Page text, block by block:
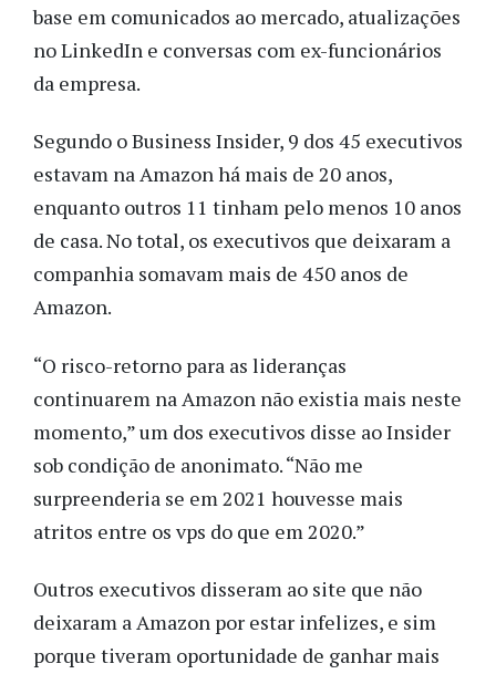
base em comunicados ao mercado, atualizações
no LinkedIn e conversas com ex-funcionários
da empresa.
Segundo o Business Insider, 9 dos 45 executivos
estavam na Amazon há mais de 20 anos,
enquanto outros 11 tinham pelo menos 10 anos
de casa. No total, os executivos que deixaram a
companhia somavam mais de 450 anos de
Amazon.
“O risco-retorno para as lideranças
continuarem na Amazon não existia mais neste
momento,” um dos executivos disse ao Insider
sob condição de anonimato. “Não me
surpreenderia se em 2021 houvesse mais
atritos entre os vps do que em 2020.”
Outros executivos disseram ao site que não
deixaram a Amazon por estar infelizes, e sim
porque tiveram oportunidade de ganhar mais